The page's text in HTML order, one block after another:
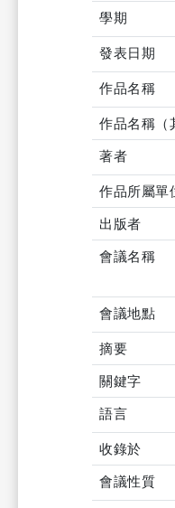
學期
發表日期
作品名稱
作品名稱（
著者
作品所屬單
出版者
會議名稱
會議地點
摘要
關鍵字
語言
收錄於
會議性質